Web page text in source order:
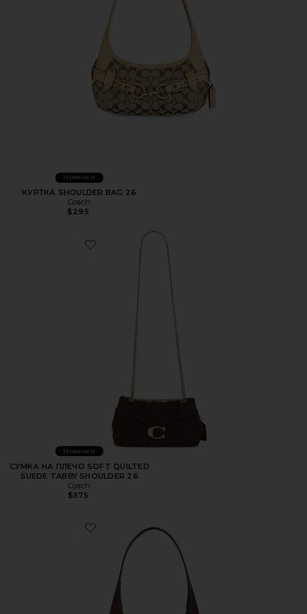
Новинки
КУРТКА SHOULDER BAG 26
Coach
$295
Favorite СУМКА НА ПЛЕЧО SOFT QUILTED SUEDE TABBY
Новинки
СУМКА НА ПЛЕЧО SOFT QUILTED
SUEDE TABBY SHOULDER 26
Coach
$575
Favorite СУМКА НА ПЛЕЧО SUEDE BROOKLYN